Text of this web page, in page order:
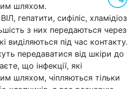
шляхом.
гепатити, сифіліс, хламідіоз
з них передаються через
виділяються під час контакту.
передаватися від шкіри до
що інфекції, які
шляхом, чіпляються тільки